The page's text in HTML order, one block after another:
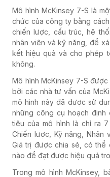
Mô hình McKinsey 7-S là
chức của công ty bằng
chiến lược, cấu trúc, hệ
nhân viên và kỹ năng, để
kết hiệu quả và cho phép
không.
Mô hình McKinsey 7-S
bởi các nhà tư vấn của
mô hình này đã được sử
những công cụ hoạch định
tiêu của mô hình là chỉ ra
Chiến lược, Kỹ năng, Nhân
Giá trị được chia sẻ, có
nào để đạt được hiệu quả
Trong mô hình McKinsey,